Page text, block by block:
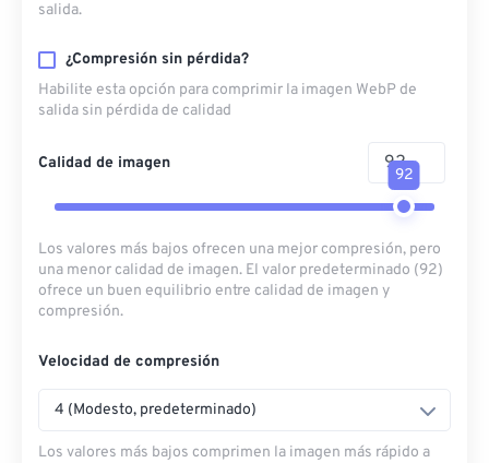
salida.
¿Compresión sin pérdida?
Habilite esta opción para comprimir la imagen WebP de
salida sin pérdida de calidad
Calidad de imagen
92
Los valores más bajos ofrecen una mejor compresión, pero
una menor calidad de imagen. El valor predeterminado (92)
ofrece un buen equilibrio entre calidad de imagen y
compresión.
Velocidad de compresión
4 (Modesto, predeterminado)
Los valores más bajos comprimen la imagen más rápido a